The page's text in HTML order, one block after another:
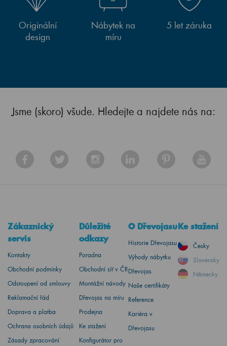
Originální
design
Nábytek na
míru
5 let záruka
Jsme (skoro) všude. Hledejte a najdete nás na:
Zákaznický
servis
Kontakty
Obchodní podmínky
Odstoupení od smlouvy
Reklamační řád
Doprava a platba
Ochrana osobních údajů
Zásady zpracování
Důležité
odkazy
Poradna
Obchodní síť v ČR
Montážní návody
Dřevojas na míru
Prodejna
Ke stažení
Konfigurátor pro
O Dřevojasu
Historie Dřevojasu
Výhody nábytku
Dřevojas
Naše certifikáty
Reference
Kariéra v
Dřevojasu
Ke stažení
Česky
Slovensky
Německy